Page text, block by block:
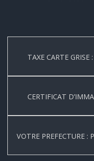
TAXE CARTE GRISE
CERTIFICAT
VOTRE PREFECTURE :